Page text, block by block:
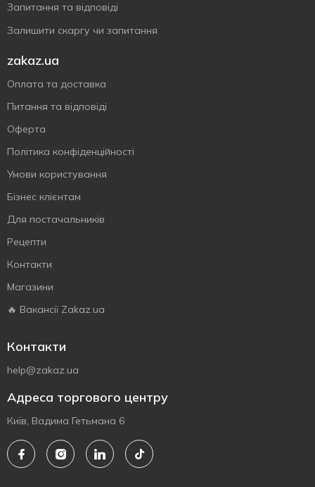
Запитання та відповіді
Залишити скаргу чи запитання
zakaz.ua
Оплата та доставка
Питання та відповіді
Оферта
Політика конфіденційності
Умови користування
Бізнес клієнтам
Для постачальників
Рецепти
Контакти
Магазини
🔥 Вакансії Zakaz.ua
Контакти
help@zakaz.ua
Адреса торгового центру
Київ, Вадима Гетьмана 6